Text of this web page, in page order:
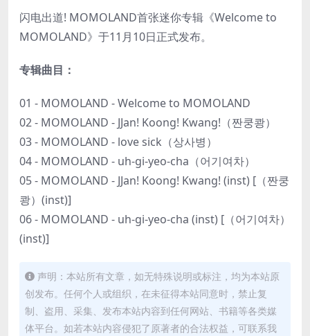
闪电出道! MOMOLAND首张迷你专辑《Welcome to
MOMOLAND》于11月10日正式发布。
专辑曲目：
01 - MOMOLAND - Welcome to MOMOLAND
02 - MOMOLAND - JJan! Koong! Kwang!（짠쿵쾅）
03 - MOMOLAND - love sick（상사병）
04 - MOMOLAND - uh-gi-yeo-cha（어기여차）
05 - MOMOLAND - JJan! Koong! Kwang! (inst) [（짠쿵
쾅）(inst)]
06 - MOMOLAND - uh-gi-yeo-cha (inst) [（어기여차）
(inst)]
声明：本站所有文章，如无特殊说明或标注，均为本站原
创发布。任何个人或组织，在未征得本站同意时，禁止复
制、盗用、采集、发布本站内容到任何网站、书籍等各类媒
体平台。如若本站内容侵犯了原著者的合法权益，可联系我